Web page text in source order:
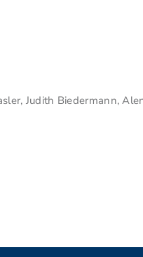
Judith Biedermann,